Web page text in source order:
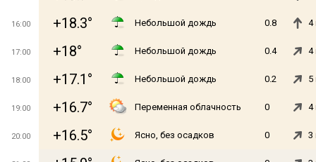
16:00 +18.3° Небольшой дождь 0.8 4
17:00 +18° Небольшой дождь 0.4 4
18:00 +17.1° Небольшой дождь 0.2 5
19:00 +16.7° Переменная облачность 0 4
20:00 +16.5° Ясно, без осадков 0 3